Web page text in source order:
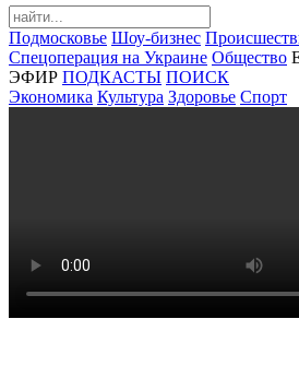
Подмосковье Шоу-бизнес
Спецоперация на Украине Общество
ЭФИР ПОДКАСТЫ ПОИСК
Экономика Культура Здоровье Спорт